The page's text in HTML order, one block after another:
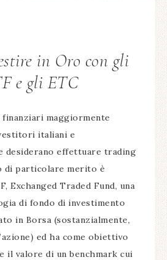
in Oro con gli
e gli ETC
maggiormente
italiani e
desiderano effettuare trading
di particolare merito è
Exchanged Traded Fund, una
di fondo di investimento
in Borsa (sostanzialmente,
ed ha come obiettivo
il valore di un benchmark cui